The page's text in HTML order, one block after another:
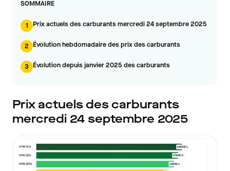
SOMMAIRE
1 Prix actuels des carburants mercredi 24 septembre 2025
2 Évolution hebdomadaire des prix des carburants
3 Évolution depuis janvier 2025 des carburants
Prix actuels des carburants
mercredi 24 septembre 2025